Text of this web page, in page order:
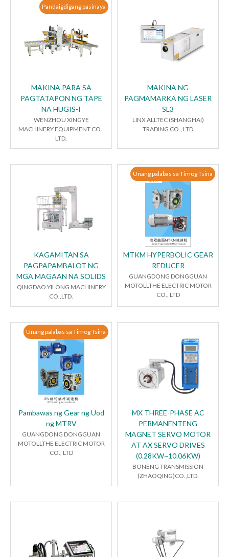
Pandaigdigang pasinaya
MAKINA PARA SA
PAGTATAPON NG TAPE
NA HUGIS-I
WENZHOU XINGYE
MACHINERY EQUIPMENT CO.,
LTD.
MAKINA NG
PAGMAMARKA NG LASER
SL3
LINX ALLTEC (SHANGHAI)
TRADING CO., LTD
KAGAMITAN SA
PAGPAPAMBALOT NG
MGA MAGAAN NA SOLIDS
QINGDAO YILONG MACHINERY
CO.,LTD.
Unang palabas sa Timog Tsina
MTKM HYPERBOLIC GEAR
REDUCER
GUANGDONG DONGGUAN
MOTOLLTHE ELECTRIC MOTOR
CO., LTD
Unang palabas sa Timog Tsina
Pambawas ng Gear ng Uod
ng MTRV
GUANGDONG DONGGUAN
MOTOLLTHE ELECTRIC MOTOR
CO., LTD
MX THREE-PHASE AC
PERMANENTENG
MAGNET SERVO MOTOR
AT AX SERVO DRIVES
(0.28KW~10.06KW)
BONENG TRANSMISSION
(ZHAOQING)CO.,LTD.